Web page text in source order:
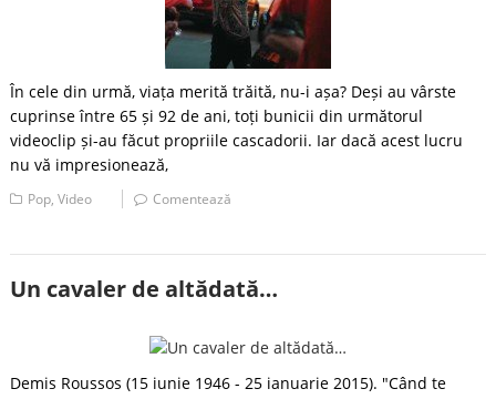
În cele din urmă, viața merită trăită, nu-i așa? Deși au vârste
cuprinse între 65 și 92 de ani, toți bunicii din următorul
videoclip și-au făcut propriile cascadorii. Iar dacă acest lucru
nu vă impresionează,
Pop,Video Comentează
Un cavaler de altădată…
Demis Roussos (15 iunie 1946 - 25 ianuarie 2015). "Când te